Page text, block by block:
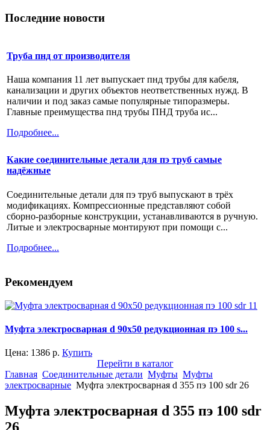
Последние новости
Труба пнд от производителя
Наша компания 11 лет выпускает пнд трубы для кабеля,
канализации и других объектов неответственных нужд. В
наличии и под заказ самые популярные типоразмеры.
Главные преимущества пнд трубы ПНД труба ис...
Подробнее...
Какие соединительные детали для пэ труб самые
надёжные
Соединительные детали для пэ труб выпускают в трёх
модификациях. Компрессионные представляют собой
сборно-разборные конструкции, устанавливаются в ручную.
Литые и электросварные монтируют при помощи с...
Подробнее...
Рекомендуем
Муфта электросварная d 90х50 редукционная пэ 100 s...
Цена: 1386 р. Купить
Перейти в каталог
Главная Соединительные детали Муфты Муфты
электросварные Муфта электросварная d 355 пэ 100 sdr 26
Муфта электросварная d 355 пэ 100 sdr